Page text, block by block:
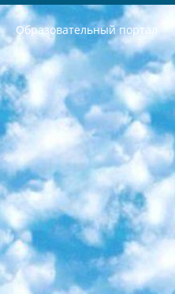
Образовательный портал
РЕСПУБЛИКА УЗБЕКИСТАН МИНИСТРЕРСТВО ДОШКОЛЬНОГО И ШКОЛЬНОГО ОБРАЗОВАНИЯ КОМАНДА в общеобразовательных учреждениях в 2023-2024 учебном году организация и проведение итоговой государственной аттестации обучающихся о Министра дошкольного и школьного образования Республики Узбекистан от 4 марта 2008 года (постановлением Минюста от 20 марта 2008 года № 1778 государственной регистрации) «Итоговое состояние учащихся общего среднего образования на основании положения об утверждении положения об аттестации общего среднего образования выпускной экзамен студентов в образовательных учреждениях в 2023-2024 учебном году В целях организации и прохождения аттестации приказываю: 1. Следующее: перечень предметов, по которым будет проводиться итоговая государственная аттестация и экзамен формы перевода согласно приложению 1; сертификаты международного образца, оценивающие уровень владения иностранными языками перечень согласно приложению 2; 2. Педагогический при специализированных образовательных учреждениях. научно-практический центр квалификации и международной оценки (Д.Давидова) 2024 г. До 25 марта: задания по предметам, по которым будет проводиться итоговая аттестация разработка и утверждение технических условий; итоговая аттестация на основании разработанного предметного задания разработка вопросов по предметам (устно и письменно), экзамен передача; общеобразовательные средние школы и специальные учебные заведения учащиеся выпускных классов школ и интернатов в агентской системе подготовка базы данных экзаменационных материалов и критериев оценки; перевод базы экзаменационных материалов на все языки обучения подать в Республиканский образовательный центр для изготовления; варианты экзаменов на основе разработанных контрольных материалов пусть будут поставлены задачи формирования. 3. Республиканский образовательный центр (Ш.Худайкулов) до 5 апреля 2024 года. до: база данных предоставленных экзаменационных материалов на все языки обучения перевод и экспертиза; для слепых, слабовидящих, глухих, слабослышащих и умственно отсталых детей учащиеся выпускных классов специализированных школ и школ-интернатов база данных экзаменационных материалов на всех преподаваемых языках подготовка критериев оценки; специализированные школы для умственно отсталых детей и технологии для учащихся выпускных классов школ-интернатов разработка соответствующих рекомендаций и критериев проведения ЕГЭ по естествознанию давать задания. 4. Педагогический при специализированных образовательных учреждениях. Научно-практический центр навыков и международной оценки (Д.Давидова), Республика образовательный центр (Худайкулов Ш.) итоговый государственный аттестационный экзамен ориентирован на творческое и логическое мышление при подготовке базы материалов учитывать введение заданий. 5. Следует отметить, что: сертификат государственного образца о знании общеобразовательного предмета и как минимум национальный уровень B1 по предметам на иностранных языках, указанным в Приложении 2. или международно признанный сертификат эквивалентного уровня студенты, изучающие определенный предмет, освобождаются от экзамена; по соответствующим предметам запланирована итоговая государственная аттестация за день до дня, путем жеребьевки Рабочей группой (в письменной форме по предметам, проводимым в форме) из числа сформированных вариантов выбрано 2 варианта; 2 выбранных варианта экзамена анонсированы на официальном сайте министерства и все выпускники по всей стране на основе этих вариантов проводит итоговую государственную аттестацию. 6. Государственное образование учащихся средних общеобразовательных учреждений. знания в соответствии с квалификационными требованиями, которые необходимо приобрести на основании стандартов итоговый (выпускной) контроль для 9 и 11 классов в целях тестирования Экзамены (далее – экзамены) состоят из предметов, перечисленных в приложении 1. будет сделано. 7. Экзамены пройдут с 26 мая по 15 июня 2024 г. (кроме науки физического воспитания). 8. Физическая для учащихся 9 классов общесредних образовательных учреждений. Экзамены по предмету «Образование, квалификация медицина» 1-6 мая 2024 года. сотрудники перевести под присмотр (с отклонениями в физическом или умственном развитии) специализированная школа для детей, школы-интернаты и со сколиозом школы-интернаты санаторного типа для больных детей исключены). 9. Он был слепым, слабовидящим и имел нарушения опорно-двигательного аппарата. экзамены в специализированных школах и интернатах для детей должны проводиться исходя из требований, предъявляемых к общеобразовательным учреждениям (физкультура кроме науки). 10. Специализированная школа для глухих и слабослышащих детей. и экзамены в интернатах и быть реализован в виде письменного теста по математике. 11. Специальность для умственно отсталых детей. Для 9 класса Родной язык и литературное письмо Государственный язык (язык обучения – узбекский). для неклассов) написано Математическое письмо Письменная/устная история Узбекистана Физическое воспитание практично Итоговый контроль Для 11 класса Написание родного языка и литературы (эссе) Математическое письмо Узбекский язык (обучение на узбекском языке) не посещающее общее среднее образование для учреждений)/Образовательное учреждение выбор письменный и устный Иностранный язык письменный/устный Письменная/устная история Узбекистана *По выбору студента:  Химия  Физика  Основы государственного права  География 10 бесплатных образовательных ресурсов - Мы составили подборку онлайн-проектов с интерактивными упражнениями, видеолекциями и статьями. Они помогут вам обрести новые и освежить старые знания бесплатно. 1. «ИНТУИТ» Старейшая образовательная площадка Рунета. Здесь вы найдёте сотни текстовых и видеокурсов на десятки различных тем — от программирования до психологии. Многие курсы подготовлены российскими университетами и крупными